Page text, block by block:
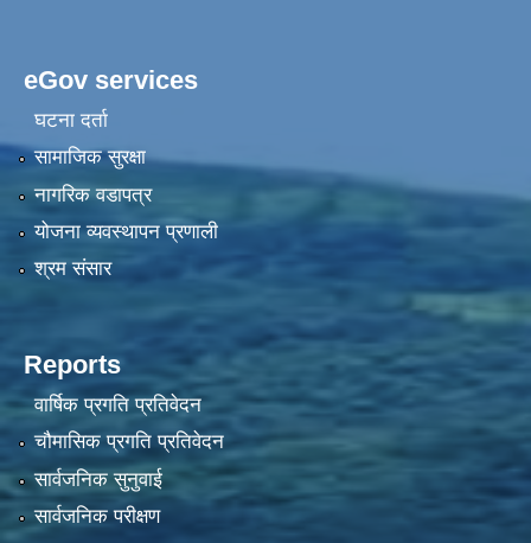
eGov services
घटना दर्ता
सामाजिक सुरक्षा
नागरिक वडापत्र
योजना व्यवस्थापन प्रणाली
श्रम संसार
Reports
वार्षिक प्रगति प्रतिवेदन
चौमासिक प्रगति प्रतिवेदन
सार्वजनिक सुनुवाई
सार्वजनिक परीक्षण